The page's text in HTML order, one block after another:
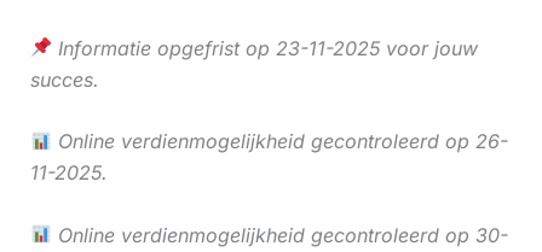
Informatie opgefrist op 23-11-2025 voor jouw
succes.
Online verdienmogelijkheid gecontroleerd op 26-
11-2025.
Online verdienmogelijkheid gecontroleerd op 30-